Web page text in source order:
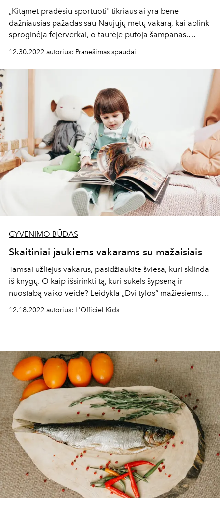
„Kitąmet pradėsiu sportuoti" tikriausiai yra bene
dažniausias pažadas sau Naujųjų metų vakarą, kai aplink
sproginėja fejerverkai, o taurėje putoja šampanas.
Tačiau kiek iš mūsų įgyvendiname, ką suplanavę?
12.30.2022 autorius: Pranešimas spaudai
GYVENIMO BŪDAS
Skaitiniai jaukiems vakarams su mažaisiais
Tamsai užliejus vakarus, pasidžiaukite šviesa, kuri sklinda
iš knygų. O kaip išsirinkti tą, kuri sukels šypseną ir
nuostabą vaiko veide? Leidykla „Dvi tylos“ mažiesiems
skaitytojams ir jų tėveliams pristato istorijas, kuriose
12.18.2022 autorius: L'Officiel Kids